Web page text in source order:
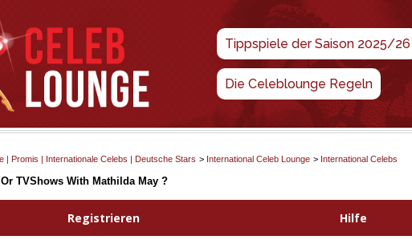
Tippspiele der Saison 2025/26
Die Celeblounge Regeln
| Promis | Internationale Celebs | Deutsche Stars > International Celeb Lounge > International Celebs
TVShows With Mathilda May ?
Registrieren Hilfe